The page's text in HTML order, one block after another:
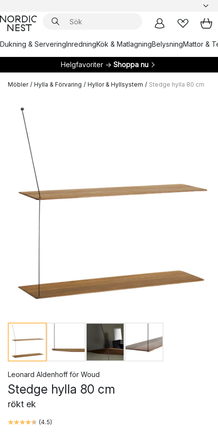
Dukning & ServeringInredningKök & MatlagningBelysningMattor &
Helgfavoriter → Shoppa nu
Möbler / Hylla & Förvaring / Hyllor & Hyllsystem / Stedge hylla 80 cm
Leonard Aldenhoff för Woud
Stedge hylla 80 cm
rökt ek
(4.5)